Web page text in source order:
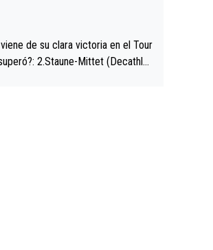
de su clara victoria en el Tour
2.Staune-Mittet (Decathlo